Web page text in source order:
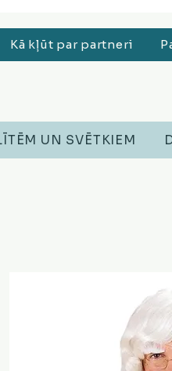
Operatīvā atmiņa, Putekļu sūcēji, Lego,
Kā kļūt par partneri
UN SVĒTKIEM